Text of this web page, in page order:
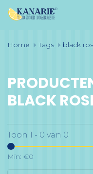
Home Tags black
BLACK
Toon 1 - 0 van 0
Min: €0